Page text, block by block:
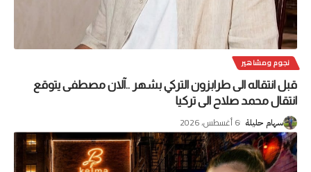
نجوم ومشاهير
قبل انتقاله الى طرابزون التركي بشهر ..آلان مصطفى يتوقع
انتقال محمد صلاح الى تركيا
سهام حليلة 6 أغسطس، 2026